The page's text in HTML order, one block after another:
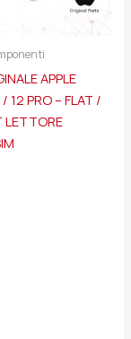
APPLE
12 PRO – FLAT /
LETTORE